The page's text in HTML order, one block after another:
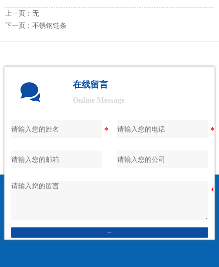
上一页：无
下一页： 不锈钢链条
 在线留言
Online Message